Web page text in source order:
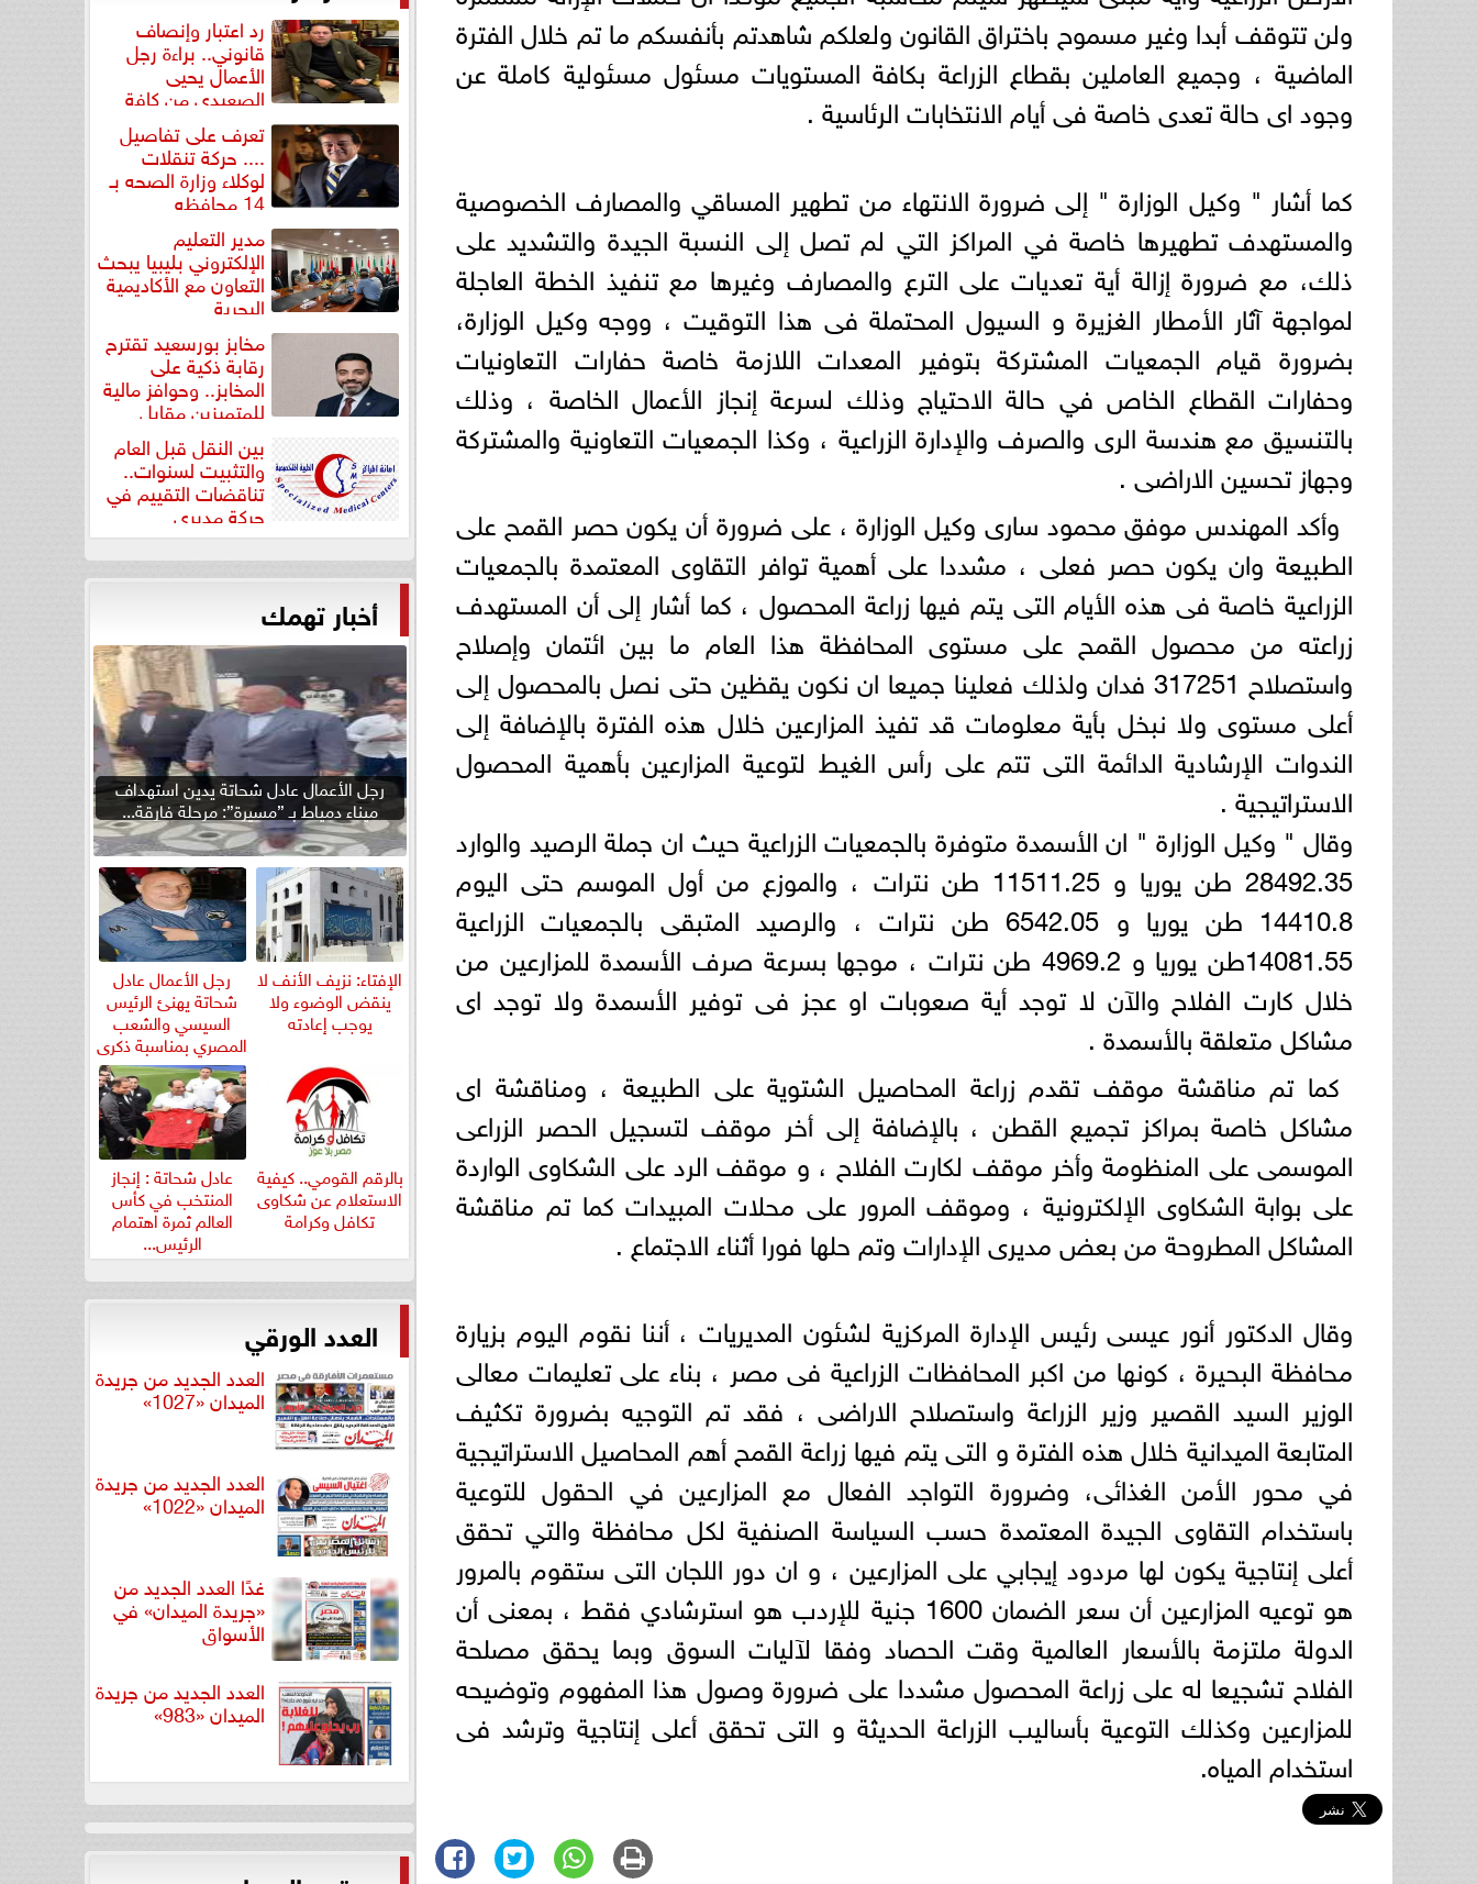
ولن تتوقف أبدا وغير مسموح باختراق القانون ولعلكم شاهدتم بأنفسكم ما تم خلال الفترة
الماضية ، وجميع العاملين بقطاع الزراعة بكافة المستويات مسئول مسئولية كاملة عن
وجود اى حالة تعدى خاصة فى أيام الانتخابات الرئاسية .
كما أشار " وكيل الوزارة " إلى ضرورة الانتهاء من تطهير المساقي والمصارف الخصوصية
والمستهدف تطهيرها خاصة في المراكز التي لم تصل إلى النسبة الجيدة والتشديد على
ذلك، مع ضرورة إزالة أية تعديات على الترع والمصارف وغيرها مع تنفيذ الخطة العاجلة
لمواجهة آثار الأمطار الغزيرة و السيول المحتملة فى هذا التوقيت ، ووجه وكيل الوزارة،
بضرورة قيام الجمعيات المشتركة بتوفير المعدات اللازمة خاصة حفارات التعاونيات
وحفارات القطاع الخاص في حالة الاحتياج وذلك لسرعة إنجاز الأعمال الخاصة ، وذلك
بالتنسيق مع هندسة الرى والصرف والإدارة الزراعية ، وكذا الجمعيات التعاونية والمشتركة
وجهاز تحسين الاراضى .
وأكد المهندس موفق محمود سارى وكيل الوزارة ، على ضرورة أن يكون حصر القمح على
الطبيعة وان يكون حصر فعلى ، مشددا على أهمية توافر التقاوى المعتمدة بالجمعيات
الزراعية خاصة فى هذه الأيام التى يتم فيها زراعة المحصول ، كما أشار إلى أن المستهدف
زراعته من محصول القمح على مستوى المحافظة هذا العام ما بين ائتمان وإصلاح
واستصلاح 317251 فدان ولذلك فعلينا جميعا ان نكون يقظين حتى نصل بالمحصول إلى
أعلى مستوى ولا نبخل بأية معلومات قد تفيذ المزارعين خلال هذه الفترة بالإضافة إلى
الندوات الإرشادية الدائمة التى تتم على رأس الغيط لتوعية المزارعين بأهمية المحصول
الاستراتيجية .
وقال " وكيل الوزارة " ان الأسمدة متوفرة بالجمعيات الزراعية حيث ان جملة الرصيد والوارد
28492.35 طن يوريا و 11511.25 طن نترات ، والموزع من أول الموسم حتى اليوم
14410.8 طن يوريا و 6542.05 طن نترات ، والرصيد المتبقى بالجمعيات الزراعية
14081.55طن يوريا و 4969.2 طن نترات ، موجها بسرعة صرف الأسمدة للمزارعين من
خلال كارت الفلاح والآن لا توجد أية صعوبات او عجز فى توفير الأسمدة ولا توجد اى
مشاكل متعلقة بالأسمدة .
كما تم مناقشة موقف تقدم زراعة المحاصيل الشتوية على الطبيعة ، ومناقشة اى
مشاكل خاصة بمراكز تجميع القطن ، بالإضافة إلى أخر موقف لتسجيل الحصر الزراعى
الموسمى على المنظومة وأخر موقف لكارت الفلاح ، و موقف الرد على الشكاوى الواردة
على بوابة الشكاوى الإلكترونية ، وموقف المرور على محلات المبيدات كما تم مناقشة
المشاكل المطروحة من بعض مديرى الإدارات وتم حلها فورا أثناء الاجتماع .
وقال الدكتور أنور عيسى رئيس الإدارة المركزية لشئون المديريات ، أننا نقوم اليوم بزيارة
محافظة البحيرة ، كونها من اكبر المحافظات الزراعية فى مصر ، بناء على تعليمات معالى
الوزير السيد القصير وزير الزراعة واستصلاح الاراضى ، فقد تم التوجيه بضرورة تكثيف
المتابعة الميدانية خلال هذه الفترة و التى يتم فيها زراعة القمح أهم المحاصيل الاستراتيجية
في محور الأمن الغذائى، وضرورة التواجد الفعال مع المزارعين في الحقول للتوعية
باستخدام التقاوى الجيدة المعتمدة حسب السياسة الصنفية لكل محافظة والتي تحقق
أعلى إنتاجية يكون لها مردود إيجابي على المزارعين ، و ان دور اللجان التى ستقوم بالمرور
هو توعيه المزارعين أن سعر الضمان 1600 جنية للإردب هو استرشادي فقط ، بمعنى أن
الدولة ملتزمة بالأسعار العالمية وقت الحصاد وفقا لآليات السوق وبما يحقق مصلحة
الفلاح تشجيعا له على زراعة المحصول مشددا على ضرورة وصول هذا المفهوم وتوضيحه
للمزارعين وكذلك التوعية بأساليب الزراعة الحديثة و التى تحقق أعلى إنتاجية وترشد فى
استخدام المياه.
رد اعتبار وإنصاف
قانوني.. براءة رجل
الأعمال يحيى
الصعيدي من كافة
التهم... تعرف على تفاصيل
.... حركة تنقلات
لوكلاء وزارة الصحه بـ
14 محافظه
مدير التعليم
الإلكتروني بليبيا يبحث
التعاون مع الأكاديمية
البحرية
مخابز بورسعيد تقترح
رقابة ذكية على
المخابز.. وحوافز مالية
للمتميزين مقابل
بين النقل قبل العام
والتثبيت لسنوات..
تناقضات التقييم في
حركة مديري
”مستشفيات...
أخبار تهمك
رجل الأعمال عادل شحاتة يدين استهداف
ميناء دمياط بـ ”مسيرة”: مرحلة فارقة...
الإفتاء: نزيف الأنف لا
ينقض الوضوء ولا
يوجب إعادته
رجل الأعمال عادل
شحاتة يهنئ الرئيس
السيسي والشعب
المصري بمناسبة ذكرى
ثورة...
بالرقم القومي.. كيفية
الاستعلام عن شكاوى
تكافل وكرامة
عادل شحاتة : إنجاز
المنتخب في كأس
العالم ثمرة اهتمام
الرئيس...
العدد الورقي
العدد الجديد من جريدة
الميدان «1027»
العدد الجديد من جريدة
الميدان «1022»
غدًا العدد الجديد من
«جريدة الميدان» في
الأسواق
العدد الجديد من جريدة
الميدان «983»